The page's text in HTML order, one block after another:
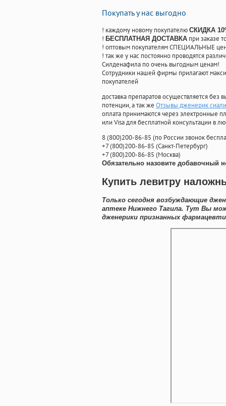
Покупать у нас выгодно
! каждому новому покупателю СКИДКА
! БЕСПЛАТНАЯ ДОСТАВКА при заказе
! оптовым покупателям СПЕЦИАЛЬНЫЕ
! так же у нас постоянно проводятся
Силденафила по очень выгодным ценам!
Cотрудники нашей фирмы прилагают
покупателей
доставка препаратов осуществляется
потенции, а так же Отзывы дженерик
оплата принимаются через электронные
или Visa для бесплатной консультации в
8(800)200-86-85 (по России звонок
+7(800)200-86-85 (Санкт-Петербург)
+7(800)200-86-85 (Москва)
Обязательно назовите добавочный
Купить левитру
Только сегодня возбуждающие
аптеке Нижнего Тагила. Тут Вы
дженерики признанных